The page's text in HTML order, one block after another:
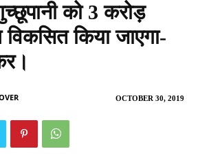
को 3 करोड़
किया जाएगा-
OCTOBER 30, 2019